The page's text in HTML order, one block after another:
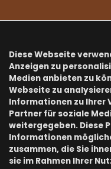
Kialoa ist exklusiver CH-
...und Partner vieler
HARIO, EUREKA,
RHINO, MOTTA, PULY,
Diese Webseite
Anzeigen zu
Medien anbieten zu
Webseite zu
Informationen zu Ihrer
Partner für soziale
weitergegeben. Diese
Informationen
zusammen, die Sie
sie im Rahmen Ihrer